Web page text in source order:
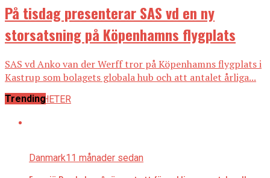
På tisdag presenterar SAS vd en ny
storsatsning på Köpenhamns flygplats
SAS vd Anko van der Werff tror på Köpenhamns flygplats i
Kastrup som bolagets globala hub och att antalet årliga...
ALLA NYHETER
Trending
Danmark11 månader sedan